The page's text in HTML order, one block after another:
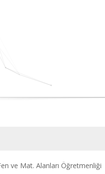
ve Mat. Alanları Öğretmenliği